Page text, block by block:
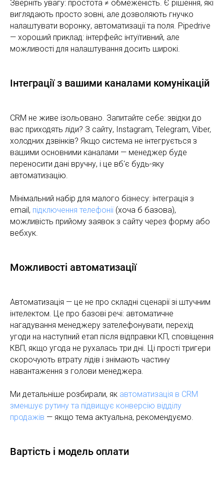
Зверніть увагу: простота ≠ обмеженість. Є рішення, які
виглядають просто зовні, але дозволяють гнучко
налаштувати воронку, автоматизації та поля. Pipedrive
— хороший приклад: інтерфейс інтуїтивний, але
можливості для налаштування досить широкі.
Інтеграції з вашими каналами комунікацій
CRM не живе ізольовано. Запитайте себе: звідки до
вас приходять ліди? З сайту, Instagram, Telegram, Viber,
холодних дзвінків? Якщо система не інтегрується з
вашими основними каналами — менеджер буде
переносити дані вручну, і це вб'є будь-яку
автоматизацію.
Мінімальний набір для малого бізнесу: інтеграція з
email, підключення телефонії(хоча б базова),
можливість прийому заявок з сайту через форму або
вебхук.
Можливості автоматизації
Автоматизація — це не про складні сценарії зі штучним
інтелектом. Це про базові речі: автоматичне
нагадування менеджеру зателефонувати, перехід
угоди на наступний етап після відправки КП, сповіщення
КВП, якщо угода не рухалась три дні. Ці прості тригери
скорочують втрату лідів і знімають частину
навантаження з голови менеджера.
Ми детальніше розбирали, як автоматизація в CRM
зменшує рутину та підвищує конверсію відділу
продажів — якщо тема актуальна, рекомендуємо.
Вартість і модель оплати